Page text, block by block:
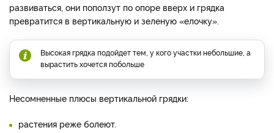
развиваться, они поползут по опоре вверх и грядка
превратится в вертикальную и зеленую «елочку».
Высокая грядка подойдет тем, у кого участки небольшие, а
вырастить хочется побольше
Несомненные плюсы вертикальной грядки:
растения реже болеют.